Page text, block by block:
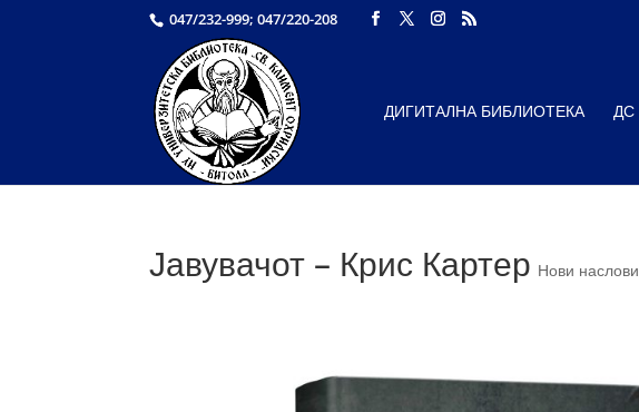
047/232-999; 047/220-208
ДИГИТАЛНА БИБЛИОТЕКА ДС
Јавувачот – Крис Картер Нови наслови